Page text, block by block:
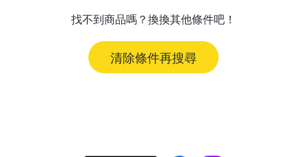
找不到商品嗎？換換其他條件吧！
清除條件再搜尋